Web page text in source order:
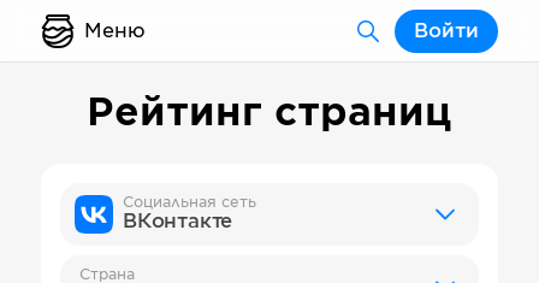
Меню Войти
Рейтинг страниц
Социальная сеть
ВКонтакте
Страна